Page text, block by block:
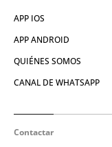
APP IOS
APP ANDROID
QUIÉNES SOMOS
CANAL DE WHATSAPP
Contactar